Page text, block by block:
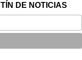
DE NOTICIAS